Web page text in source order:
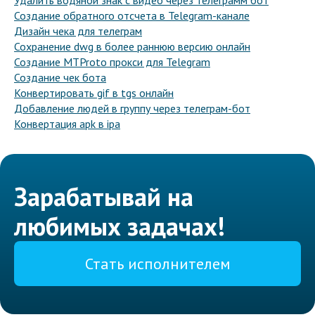
Создание обратного отсчета в Telegram-канале
Дизайн чека для телеграм
Сохранение dwg в более раннюю версию онлайн
Создание MTProto прокси для Telegram
Создание чек бота
Конвертировать gif в tgs онлайн
Добавление людей в группу через телеграм-бот
Конвертация apk в ipa
Зарабатывай на
любимых задачах!
Стать исполнителем